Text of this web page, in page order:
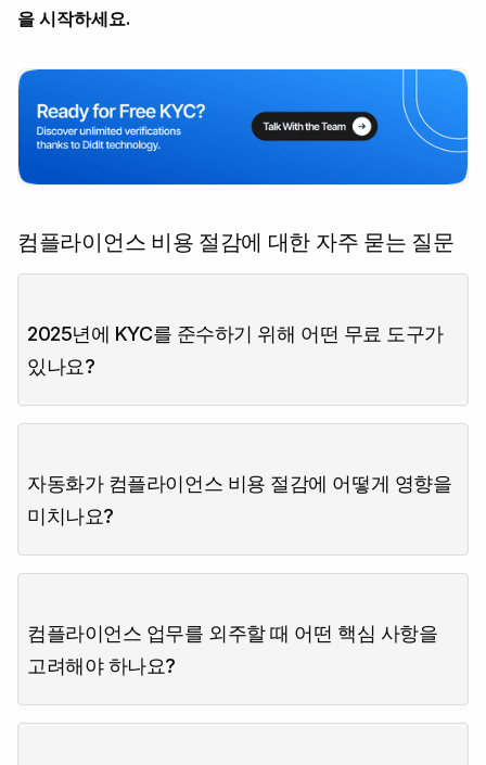
을 시작하세요.
컴플라이언스 비용 절감에 대한 자주 묻는 질문
2025년에 KYC를 준수하기 위해 어떤 무료 도구가
있나요?
자동화가 컴플라이언스 비용 절감에 어떻게 영향을
미치나요?
컴플라이언스 업무를 외주할 때 어떤 핵심 사항을
고려해야 하나요?